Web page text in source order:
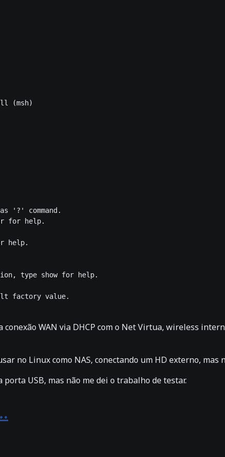
(msh)
'?' command.
for help.
help.
type show for help.
factory value.
WAN via DHCP com o Net Virtua, wireless
no Linux como NAS, conectando um HD externo,
USB, mas não me dei o trabalho de testar.